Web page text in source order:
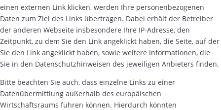
einen externen Link klicken, werden Ihre personenbezogenen
Daten zum Ziel des Links übertragen. Dabei erhält der Betreiber
der anderen Webseite insbesondere Ihre IP-Adresse, den
Zeitpunkt, zu dem Sie den Link angeklickt haben, die Seite, auf der
Sie den Link angeklickt haben, sowie weitere Informationen, die
Sie in den Datenschutzhinweisen des jeweiligen Anbieters finden.
Bitte beachten Sie auch, dass einzelne Links zu einer
Datenübermittlung außerhalb des europäischen
Wirtschaftsraums führen können. Hierdurch könnten